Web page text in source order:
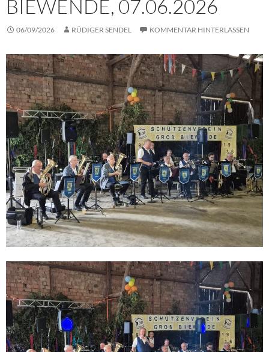
IEWENDE, 07.06.2026
06/09/2026 RÜDIGER SENDEL KOMMENTAR HINTERLASSEN